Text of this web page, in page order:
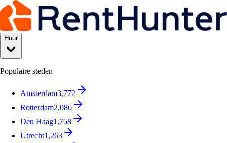
Huur
Populaire steden
Amsterdam3,772
Rotterdam2,086
Den Haag1,758
Utrecht1,263